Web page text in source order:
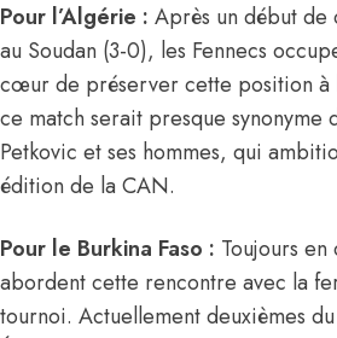
Pour l’Algérie : Après un début de
au Soudan (3-0), les Fennecs
cœur de préserver cette position à
ce match serait presque
Petkovic et ses hommes, qui
édition de la CAN.
Pour le Burkina Faso : Toujours
abordent cette rencontre avec la
tournoi. Actuellement deuxièmes